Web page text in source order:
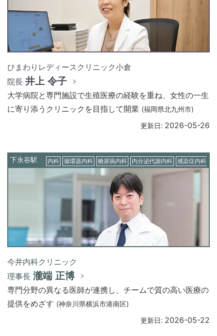
ひまわりレディースクリニック小倉
院長 井上 令子
大学病院と専門施設で生殖医療の経験を重ね、女性の一生
に寄り添うクリニックを目指して開業 (福岡県北九州市)
更新日: 2026-05-26
今井内科クリニック
理事長 瀧端 正博
専門分野の異なる医師が連携し、チームで質の高い医療の
提供をめざす (神奈川県横浜市港南区)
下永谷駅 内科 循環器内科 糖尿病内科 内分泌代謝内科 感染症内科
更新日: 2026-05-22